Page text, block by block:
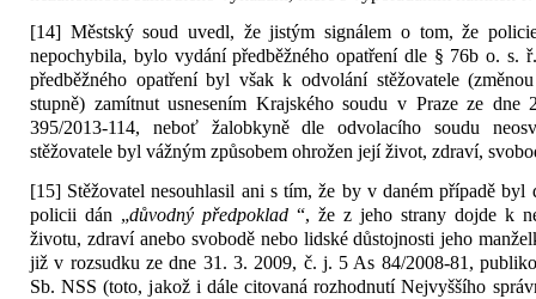
[14] Městský soud uvedl, že jistým signálem o tom, že
nepochybila, bylo vydání předběžného opatření dle § 76b o. s.
předběžného opatření byl však k odvolání stěžovatele
stupně) zamítnut usnesením Krajského soudu v Praze ze
395/2013-114, neboť žalobkyně dle odvolacího soudu
stěžovatele byl vážným způsobem ohrožen její život, zdraví,
[15] Stěžovatel nesouhlasil ani s tím, že by v daném případě byl
policii dán „důvodný předpoklad “, že z jeho strany dojde k
životu, zdraví anebo svobodě nebo lidské důstojnosti jeho
již v rozsudku ze dne 31. 3. 2009, č. j. 5 As 84/2008-81,
Sb. NSS (toto, jakož i dále citovaná rozhodnutí Nejvyššího